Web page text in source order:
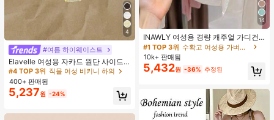
4
#여름 하이웨이스트
Elavelle 여성용 자카드 원단 사이드
타이 비키니 하의, 봄/여름
#4 TOP 3위 직물 여성 비키니 하의
400+ 판매됨
5,237원 -24%
14
INAWLY 여성용 경량 캐주얼 가디건,
여름
#1 TOP 3위
수확고 여성용 가벼운 카디건
10k+ 판매됨
5,432원 -36% 추정된